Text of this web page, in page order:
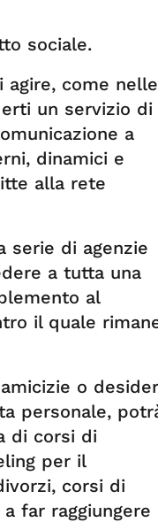
sociale.
come nelle
un servizio di
a
dinamici e
alla rete
serie di agenzie
a tutta una
al
il quale
o
personale,
di corsi di
per il
corsi di
far raggiungere